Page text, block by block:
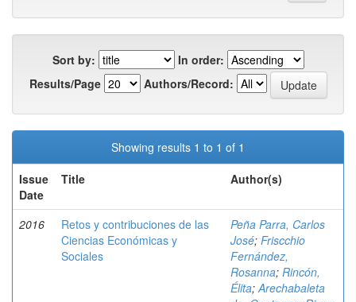
Sort by:
In order:
Results/Page
Authors/Record:
Showing results 1 to 1 of 1
Issue
Date
Title Author(s)
2016
Retos y contribuciones de las
Ciencias Económicas y
Sociales
Peña Parra, Carlos
José; Friscchio
Fernández,
Rosanna; Rincón,
Élita;Arechabaleta